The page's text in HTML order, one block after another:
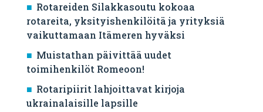
Rotareiden Silakkasoutu kokoaa
rotareita, yksityishenkilöitä ja yrityksiä
vaikuttamaan Itämeren hyväksi
Muistathan päivittää uudet
toimihenkilöt Romeoon!
Rotaripiirit lahjoittavat kirjoja
ukrainalaisille lapsille